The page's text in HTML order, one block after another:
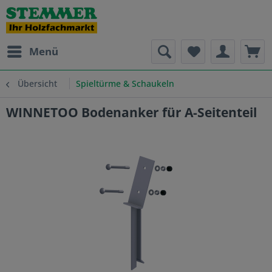
Menü
Übersicht Spieltürme & Schaukeln
WINNETOO Bodenanker für A-Seitenteil